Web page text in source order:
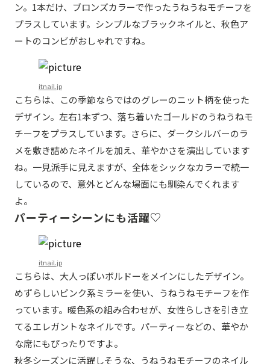
ン。1本だけ、ブロンズカラーで作ったうねうねモチーフを
プラスしています。シンプルなブラックネイルと、秋色ア
ートのコンビがおしゃれですね。
itnail.jp
こちらは、この季節ならではのグレーのニット柄を使った
デザイン。左右1本ずつ、落ち着いたゴールドのうねうねモ
チーフをプラスしています。さらに、ダークシルバーのラ
メを敷き詰めたネイルを加え、華やかさを演出しています
ね。一見派手に見えますが、全体をシックなカラーで統一
しているので、意外とどんな場面にも馴染んでくれます
よ。
パーティーシーンにも活躍♡
itnail.jp
こちらは、大人っぽいボルドーをメインにしたデザイン。
めずらしいピンク系ミラーを使い、うねうねモチーフを作
っています。暖色系の組み合わせが、女性らしさを引き立
てるエレガントなネイルです。パーティーなどの、華やか
な席にもぴったりですよ。
秋冬シーズンに活躍しそうな、うねうねモチーフのネイル